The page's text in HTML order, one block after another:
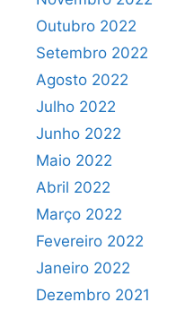
Outubro 2022
Setembro 2022
Agosto 2022
Julho 2022
Junho 2022
Maio 2022
Abril 2022
Março 2022
Fevereiro 2022
Janeiro 2022
Dezembro 2021